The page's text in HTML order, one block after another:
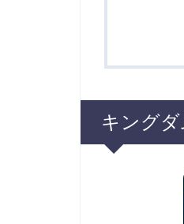
キングダ